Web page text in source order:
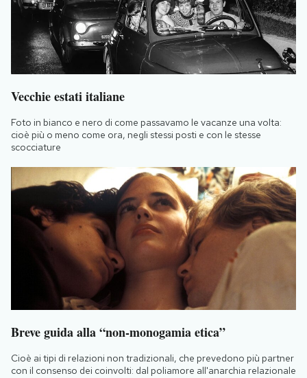
Vecchie estati italiane
Foto in bianco e nero di come passavamo le vacanze una volta:
cioè più o meno come ora, negli stessi posti e con le stesse
scocciature
Breve guida alla “non-monogamia etica”
Cioè ai tipi di relazioni non tradizionali, che prevedono più partner
con il consenso dei coinvolti: dal poliamore all'anarchia relazionale